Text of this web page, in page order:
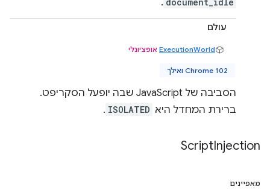
.
עולם
ExecutionWorld אופציונלי
Chrome 102 ואילך
הסביבה של JavaScript שבה יופעל הסקריפט.
ברירת המחדל היא ISOLATED
.
ScriptInjection
מאפיינים